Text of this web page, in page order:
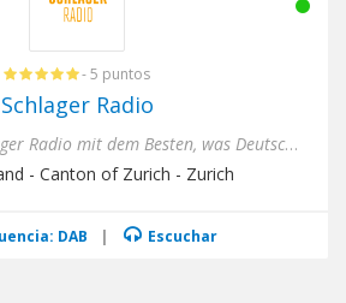
- 5 puntos
Schlager Radio
Das Schweizer Schlager Radio mit dem Besten, was Deutscher Schlager zu bieten hat. Höre die Hits, die die Schlagersz...
- Canton of Zurich - Zurich
DAB | Escuchar